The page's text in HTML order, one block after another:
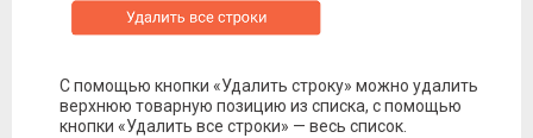
С помощью кнопки «Удалить строку» можно удалить
верхнюю товарную позицию из списка, с помощью
кнопки «Удалить все строки» — весь список.